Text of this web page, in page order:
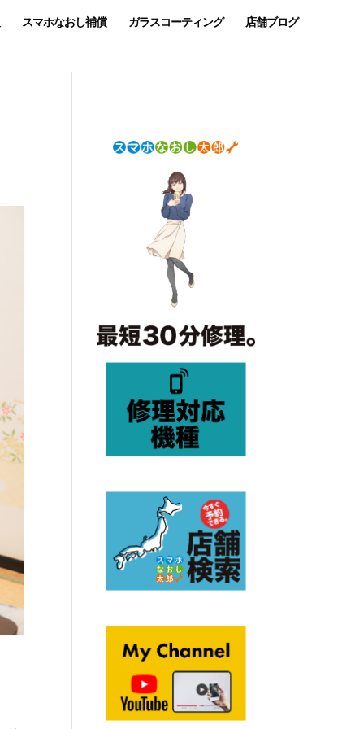
スマホなおし補償 ガラスコーティング 店舗ブログ